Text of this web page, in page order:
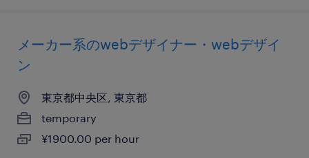
メーカー系のwebデザイナー・webデザイ
ン
東京都中央区, 東京都
temporary
¥1900.00 per hour